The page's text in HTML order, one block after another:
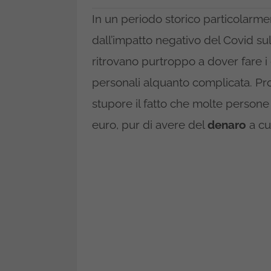
In un periodo storico
dall’impatto negativo del Covid
ritrovano purtroppo a dover fare
personali alquanto complicata.
stupore il fatto che molte
euro, pur di avere deldenaro a